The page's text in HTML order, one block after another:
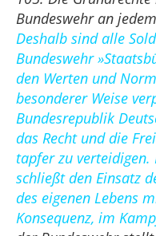
Bundeswehr an
Deshalb sind alle
Bundeswehr
den Werten und
besonderer Weise
Bundesrepublik
das Recht und die
tapfer zu
schließt den Einsatz
des eigenen Lebens
Konsequenz, im